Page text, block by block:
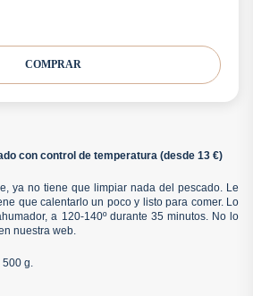
COMPRAR
con control de temperatura (desde 13 €)
ya no tiene que limpiar nada del pescado. Le
que calentarlo un poco y listo para comer. Lo
a 120-140º durante 35 minutos. No lo
nuestra web.
500 g.